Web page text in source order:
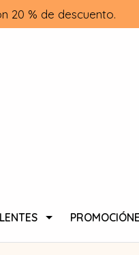
20 % de descuento.
LENTES